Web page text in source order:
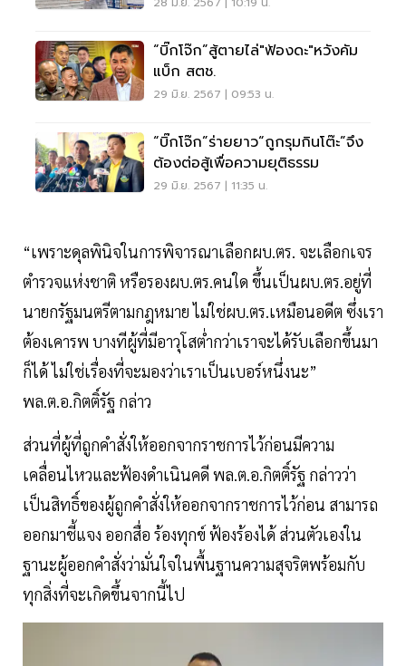
“บิ๊กโจ๊ก”สู้ตายไล่"ฟ้องดะ"หวังคัม
แบ็ก สตช.
29 มิ.ย. 2567 | 09:53 น.
“บิ๊กโจ๊ก”ร่ายยาว“ถูกรุมกินโต๊ะ”จึง
ต้องต่อสู้เพื่อความยุติธรรม
29 มิ.ย. 2567 | 11:35 น.
“เพราะดุลพินิจในการพิจารณาเลือกผบ.ตร. จะเลือกเจร
ตำรวจแห่งชาติ หรือรองผบ.ตร.คนใด ขึ้นเป็นผบ.ตร.อยู่ที่
นายกรัฐมนตรีตามกฎหมาย ไม่ใช่ผบ.ตร.เหมือนอดีต ซึ่งเรา
ต้องเคารพ บางทีผู้ที่มีอาวุโสต่ำกว่าเราจะได้รับเลือกขึ้นมา
ก็ได้ ไม่ใช่เรื่องที่จะมองว่าเราเป็นเบอร์หนึ่งนะ”
พล.ต.อ.กิตติ์รัฐ กล่าว
ส่วนที่ผู้ที่ถูกคำสั่งให้ออกจากราชการไว้ก่อนมีความ
เคลื่อนไหวและฟ้องดำเนินคดี พล.ต.อ.กิตติ์รัฐ กล่าวว่า
เป็นสิทธิ์ของผู้ถูกคำสั่งให้ออกจากราชการไว้ก่อน สามารถ
ออกมาชี้แจง ออกสื่อ ร้องทุกข์ ฟ้องร้องได้ ส่วนตัวเองใน
ฐานะผู้ออกคำสั่งว่ามั่นใจในพื้นฐานความสุจริตพร้อมกับ
ทุกสิ่งที่จะเกิดขึ้นจากนี้ไป